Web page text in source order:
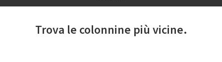
Trova le colonnine più vicine.